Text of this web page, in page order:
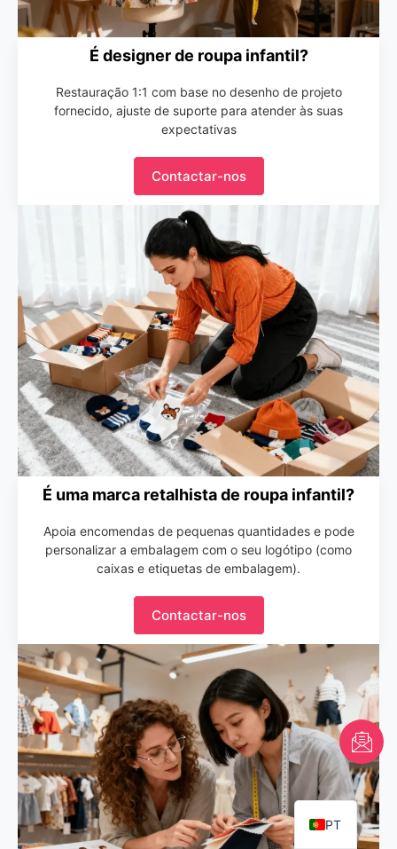
É designer de roupa infantil?
Restauração 1:1 com base no desenho de projeto
fornecido, ajuste de suporte para atender às suas
expectativas
Contactar-nos
É uma marca retalhista de roupa infantil?
Apoia encomendas de pequenas quantidades e pode
personalizar a embalagem com o seu logótipo (como
caixas e etiquetas de embalagem).
Contactar-nos
PT
EN
AR
FR